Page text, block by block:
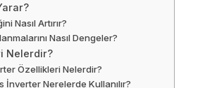
Nasıl Artırır?
Nasıl Dengeler?
Nelerdir?
Özellikleri Nelerdir?
İnverter Nerelerde Kullanılır?